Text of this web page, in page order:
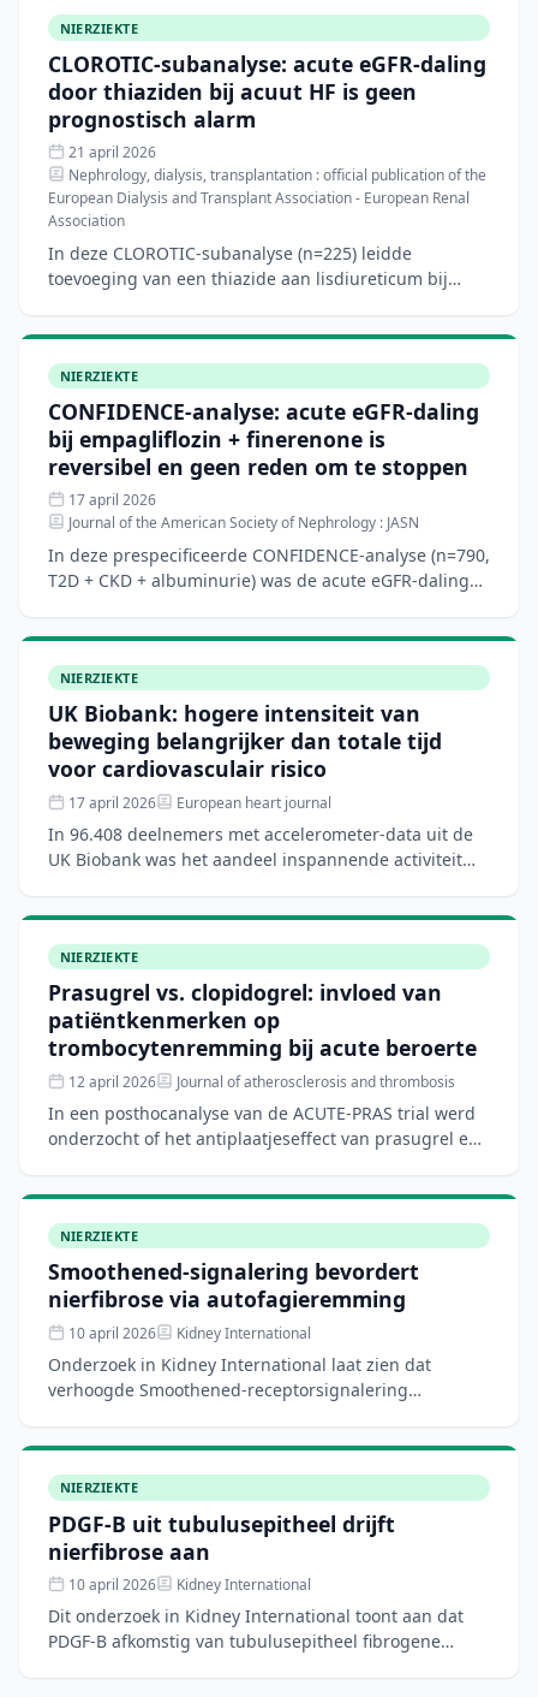
NIERZIEKTE
CLOROTIC-subanalyse: acute eGFR-daling
door thiaziden bij acuut HF is geen
prognostisch alarm
21 april 2026
Nephrology, dialysis, transplantation : official publication of the
European Dialysis and Transplant Association - European Renal
Association
In deze CLOROTIC-subanalyse (n=225) leidde
toevoeging van een thiazide aan lisdiureticum bij
NIERZIEKTE
CONFIDENCE-analyse: acute eGFR-daling
bij empagliflozin + finerenone is
reversibel en geen reden om te stoppen
17 april 2026
Journal of the American Society of Nephrology : JASN
In deze prespecificeerde CONFIDENCE-analyse (n=790,
T2D + CKD + albuminurie) was de acute eGFR-daling
NIERZIEKTE
UK Biobank: hogere intensiteit van
beweging belangrijker dan totale tijd
voor cardiovasculair risico
17 april 2026 European heart journal
In 96.408 deelnemers met accelerometer-data uit de
UK Biobank was het aandeel inspannende activiteit
atriumfibrilleren,
NIERZIEKTE
Prasugrel vs. clopidogrel: invloed van
patiëntkenmerken op
trombocytenremming bij acute beroerte
12 april 2026 Journal of atherosclerosis and thrombosis
In een posthocanalyse van de ACUTE-PRAS trial werd
onderzocht of het antiplaatjeseffect van prasugrel en
bij
NIERZIEKTE
Smoothened-signalering bevordert
nierfibrose via autofagieremming
10 april 2026 Kidney International
Onderzoek in Kidney International laat zien dat
verhoogde Smoothened-receptorsignalering
remmen. Dit mec
NIERZIEKTE
PDGF-B uit tubulusepitheel drijft
nierfibrose aan
10 april 2026 Kidney International
Dit onderzoek in Kidney International toont aan dat
PDGF-B afkomstig van tubulusepitheel fibrogene